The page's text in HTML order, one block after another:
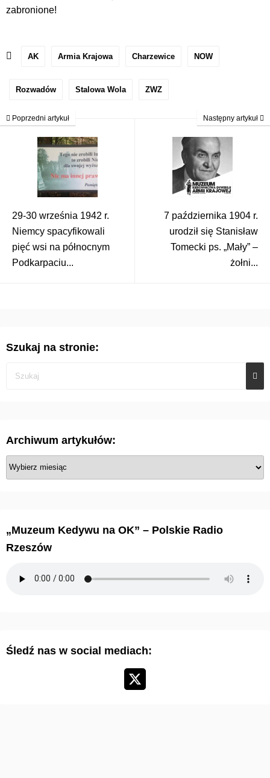
zabronione!
AK Armia Krajowa Charzewice NOW
Rozwadów Stalowa Wola ZWZ
Poprzedni artykuł
29-30 września 1942 r.
Niemcy spacyfikowali
pięć wsi na północnym
Podkarpaciu...
Następny artykuł
7 października 1904 r.
urodził się Stanisław
Tomecki ps. „Mały” –
żołni...
Szukaj na stronie:
Archiwum artykułów:
A
r
k
„Muzeum Kedywu na OK” – Polskie Radio
Rzeszów
Śledź nas w social mediach: